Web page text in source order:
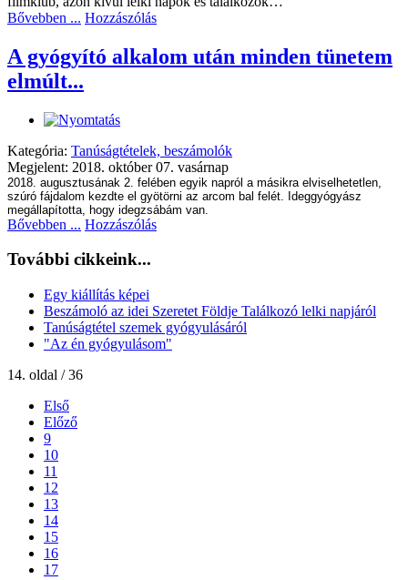
Bővebben ... Hozzászólás
A gyógyító alkalom után minden tünetem
elmúlt...
Kategória: Tanúságtételek, beszámolók
Megjelent: 2018. október 07. vasárnap
2018. augusztusának 2. felében egyik napról a másikra elviselhetetlen,
szúró fájdalom kezdte el gyötörni az arcom bal felét. Ideggyógyász
megállapította, hogy idegzsábám van.
Bővebben ... Hozzászólás
További cikkeink...
Egy kiállítás képei
Beszámoló az idei Szeretet Földje Találkozó lelki napjáról
Tanúságtétel szemek gyógyulásáról
"Az én gyógyulásom"
14. oldal / 36
Első
Előző
9
10
11
12
13
14
15
16
17